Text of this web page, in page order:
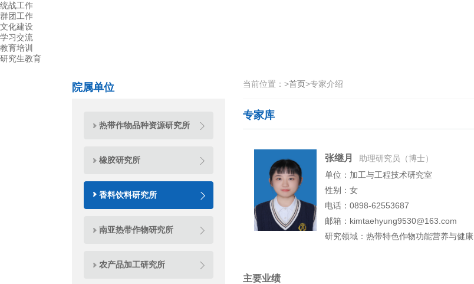
统战工作
群团工作
文化建设
学习交流
教育培训
研究生教育
院属单位
热带作物品种资源研究所
橡胶研究所
香料饮料研究所
南亚热带作物研究所
农产品加工研究所
当前位置： >首页>专家介绍
专家库
张继月
助理研究员（博士）
单位：加工与工程技术研究室
性别：女
电话：0898-62553687
邮箱：kimtaehyung9530@163.com
研究领域：热带特色作物功能营养与健康
主要业绩